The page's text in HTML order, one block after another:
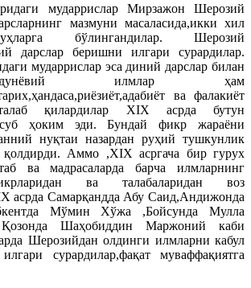
мударрислар Мирзажон Шерозий
мазмуни масаласида,икки хил
бўлингандилар. Шерозий
дарслар беришни илгари сурардилар.
мударрислар эса диний дарслар билан
илмлар ҳам
ва фалакиёт
қилардилар XIX асрда бутун
ҳоким эди. Бундай фикр жараёни
нуқтаи назардан руҳий тушкунлик
қолдирди. Аммо ,ХIХ асргача бир гурух
ва мадрасаларда барча илмларнинг
ва талабаларидан воз
асрда Самарқандда Абу Саид,Андижонда
Мўмин Хўжа ,Бойсунда Мулла
Шаҳобиддин Маржоний каби
Шерозийдан олдинги илмларни кабул
сурардилар,фақат муваффақиятга